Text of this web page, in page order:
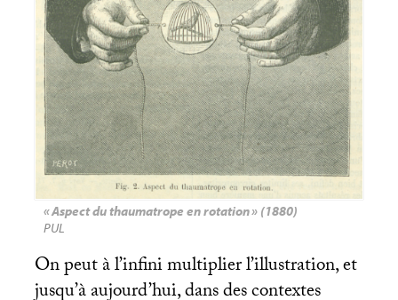
«Aspect du thaumatrope en rotation» (1880)
PUL
On peut à l’infini multiplier l’illustration, et
jusqu’à aujourd’hui, dans des contextes